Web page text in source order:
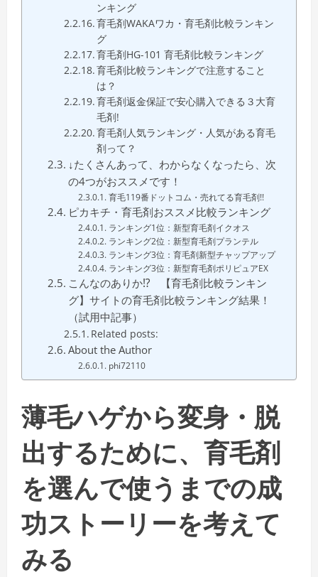
ンキング
育毛剤WAKAワカ・育毛剤比較ランキン
グ
育毛剤HG-101 育毛剤比較ランキング
育毛剤比較ランキングで注意すること
は？
育毛剤返金保証で安心購入できる３大育
毛剤!
育毛剤人気ランキング・人気がある育毛
剤って？
↓たくさんあって、わからなくなったら、次
の4つがおススメです！
育毛119番ドットコム・売れてる育毛剤!!
ピカキチ・育毛剤おススメ比較ランキング
ランキング1位：新型育毛剤イクオス
ランキング2位：新型育毛剤プランテル
ランキング3位：育毛剤新型チャップアップ
ランキング3位：新型育毛剤ポリピュアEX
こんなのありか⁉ 【育毛剤比較ランキン
グ】サイトの育毛剤比較ランキング結果！
（試用中記事）
Related posts:
About the Author
phi72110
薄毛ハゲから変身・脱
出するために、育毛剤
を選んで使うまでの成
功ストーリーを考えて
みる